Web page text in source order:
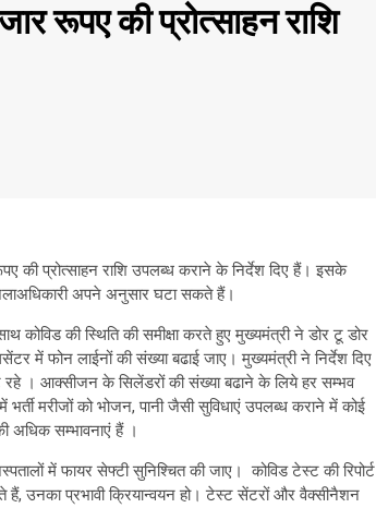
रूपए की प्रोत्साहन राशि
की प्रोत्साहन राशि उपलब्ध कराने के निर्देश दिए हैं। इसके
अपने अनुसार घटा सकते हैं।
कोविड की स्थिति की समीक्षा करते हुए मुख्यमंत्री ने डोर टू डोर
में फोन लाईनों की संख्या बढाई जाए। मुख्यमंत्री ने निर्देश दिए
। आक्सीजन के सिलेंडरों की संख्या बढाने के लिये हर सम्भव
मरीजों को भोजन, पानी जैसी सुविधाएं उपलब्ध कराने में कोई
अधिक सम्भावनाएं हैं ।
में फायर सेफ्टी सुनिश्चित की जाए। कोविड टेस्ट की रिपोर्ट
हैं, उनका प्रभावी क्रियान्वयन हो। टेस्ट सेंटरों और वैक्सीनैशन